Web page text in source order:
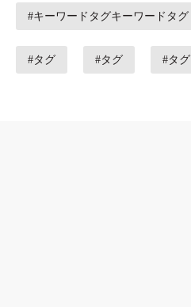
#キーワードタグキーワードタグ
#タグ #タグ #タグ